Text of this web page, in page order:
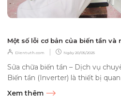
Một số lỗi cơ bản của biến tần
Dientuth.com | Ngày 20/05/2025
Sửa chữa biến tần – Dịch vụ
Biến tần (Inverter) là thiết bị
tự động hóa...
Xem thêm